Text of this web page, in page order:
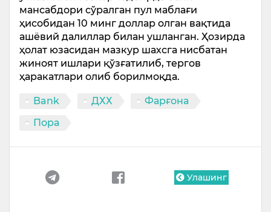
мансабдори сўралган пул маблағи
ҳисобидан 10 минг доллар олган вақтида
ашёвий далиллар билан ушланган. Ҳозирда
ҳолат юзасидан мазкур шахсга нисбатан
жиноят ишлари қўзғатилиб, тергов
ҳаракатлари олиб борилмоқда.
Bank ДХХ
Фарғона
Пора
Улашинг